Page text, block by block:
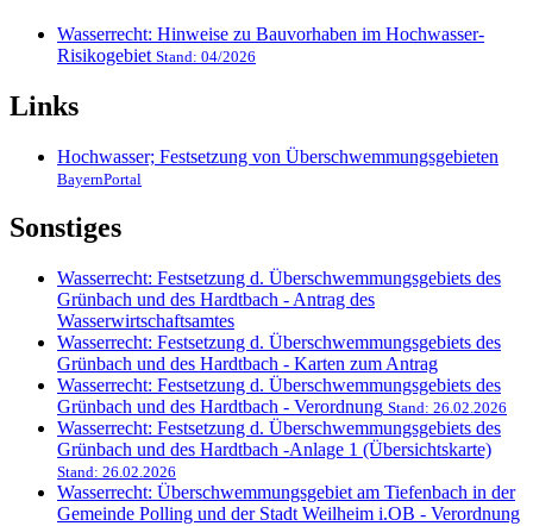
Wasserrecht: Hinweise zu Bauvorhaben im Hochwasser-
Risikogebiet Stand: 04/2026
Links
Hochwasser; Festsetzung von Überschwemmungsgebieten
BayernPortal
Sonstiges
Wasserrecht: Festsetzung d. Überschwemmungsgebiets des
Grünbach und des Hardtbach - Antrag des
Wasserwirtschaftsamtes
Wasserrecht: Festsetzung d. Überschwemmungsgebiets des
Grünbach und des Hardtbach - Karten zum Antrag
Wasserrecht: Festsetzung d. Überschwemmungsgebiets des
Grünbach und des Hardtbach - Verordnung Stand: 26.02.2026
Wasserrecht: Festsetzung d. Überschwemmungsgebiets des
Grünbach und des Hardtbach -Anlage 1 (Übersichtskarte)
Stand: 26.02.2026
Wasserrecht: Überschwemmungsgebiet am Tiefenbach in der
Gemeinde Polling und der Stadt Weilheim i.OB - Verordnung